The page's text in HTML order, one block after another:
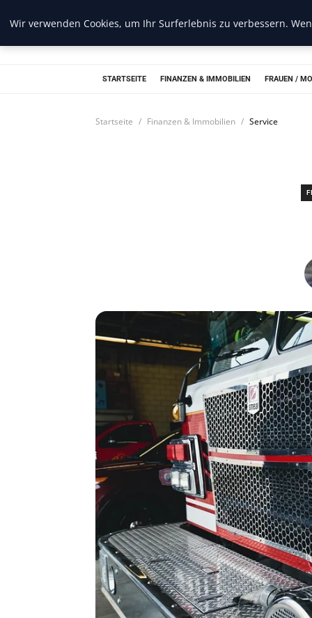
Web Recorder
STARTSEITE FINANZEN & IMMOBILIEN FRAUEN /
Startseite Finanzen & Immobilien Service
Wir verwenden Cookies, um Ihr Surferlebnis zu verbessern.